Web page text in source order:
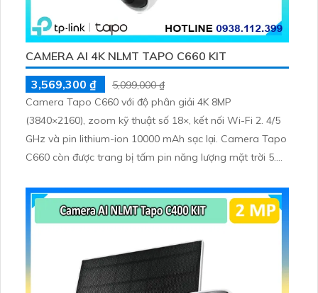
CAMERA AI 4K NLMT TAPO C660 KIT
3,569,300 ₫
5,099,000 ₫
Camera Tapo C660 với độ phân giải 4K 8MP
(3840×2160), zoom kỹ thuật số 18×, kết nối Wi-Fi 2. 4/5
GHz và pin lithium-ion 10000 mAh sạc lại. Camera Tapo
C660 còn được trang bị tấm pin năng lượng mặt trời 5.
tiện, lưu trữ thẻ microSD tối đa 512 GB